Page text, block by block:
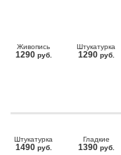
Живопись
1290 руб.
Штукатурка
1290 руб.
Штукатурка
1490 руб.
Гладкие
1390 руб.